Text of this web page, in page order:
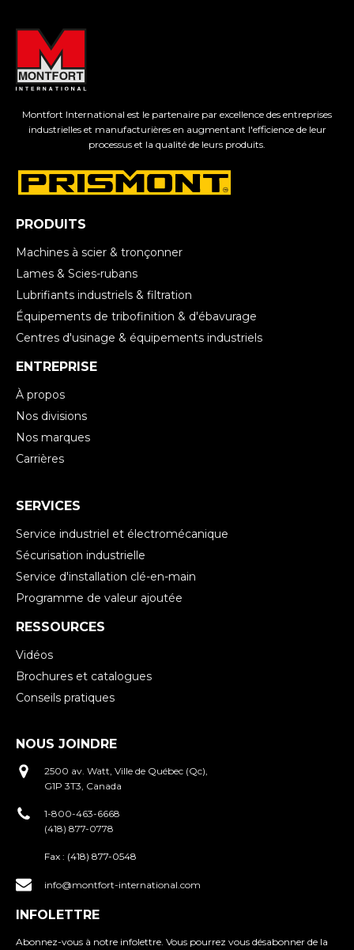
Montfort International est le partenaire par excellence des entreprises
industrielles et manufacturières en augmentant l'efficience de leur
processus et la qualité de leurs produits.
PRODUITS
Machines à scier & tronçonner
Lames & Scies-rubans
Lubrifiants industriels & filtration
Équipements de tribofinition & d'ébavurage
Centres d'usinage & équipements industriels
ENTREPRISE
À propos
Nos divisions
Nos marques
Carrières
SERVICES
Service industriel et électromécanique
Sécurisation industrielle
Service d'installation clé-en-main
Programme de valeur ajoutée
RESSOURCES
Vidéos
Brochures et catalogues
Conseils pratiques
NOUS JOINDRE
2500 av. Watt, Ville de Québec (Qc),
G1P 3T3, Canada
1-800-463-6668
(418) 877-0778
Fax : (418) 877-0548
info@montfort-international.com
INFOLETTRE
Abonnez-vous à notre infolettre. Vous pourrez vous désabonner de la